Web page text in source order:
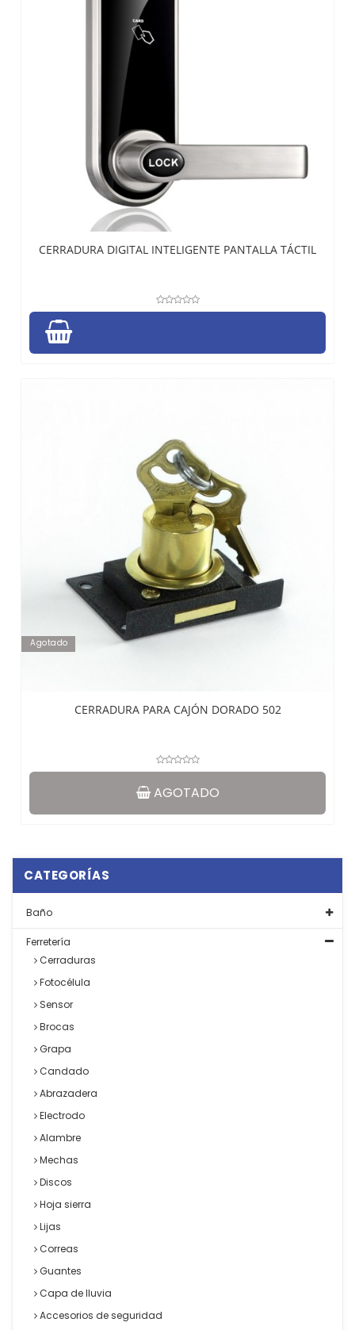
CERRADURA DIGITAL INTELIGENTE PANTALLA TÁCTIL
Agotado
CERRADURA PARA CAJÓN DORADO 502
AGOTADO
CATEGORÍAS
Baño
Ferretería
Cerraduras
Fotocélula
Sensor
Brocas
Grapa
Candado
Abrazadera
Electrodo
Alambre
Mechas
Discos
Hoja sierra
Lijas
Correas
Guantes
Capa de lluvia
Accesorios de seguridad